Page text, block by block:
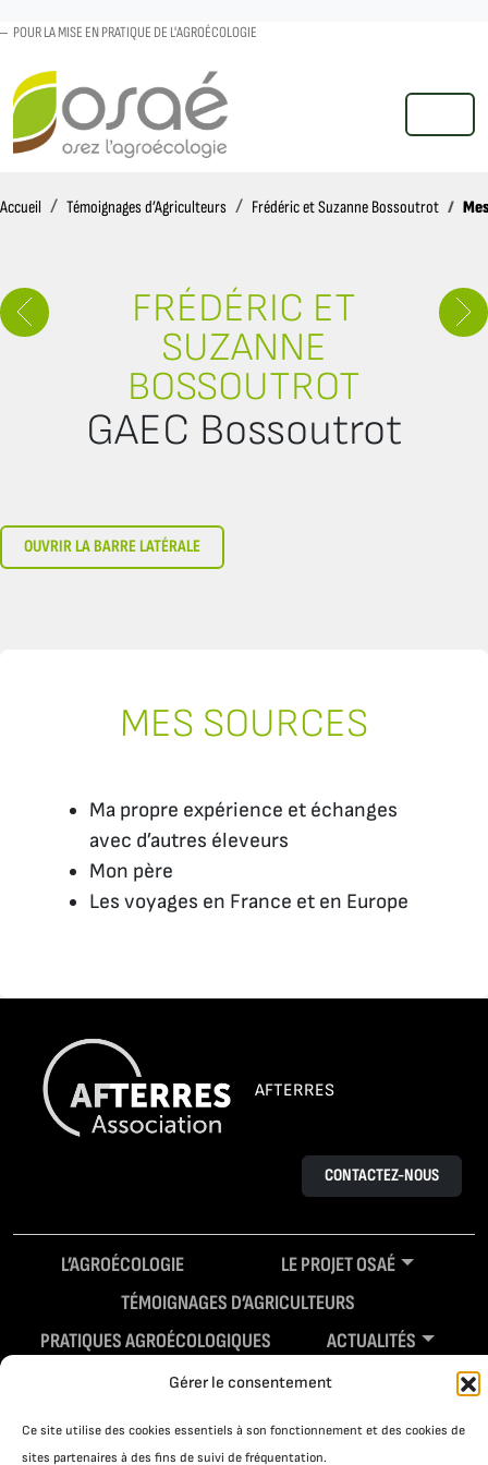
Gérer le consentement
Ce site utilise des cookies essentiels à son fonctionnement et des cookies de
sites partenaires à des fins de suivi de fréquentation.
POUR LA MISE EN PRATIQUE DE L'AGROÉCOLOGIE
MENU
Accueil AccueilTémoignages d’Agriculteurs Frédéric et Suzanne Bossoutrot
FRÉDÉRIC ET
SUZANNE
BOSSOUTROT
GAEC Bossoutrot
OUVRIR LA BARRE LATÉRALE
MES SOURCES
Ma propre expérience et échanges
avec d’autres éleveurs
Mon père
Les voyages en France et en Europe
AFTERRES
CONTACTEZ-NOUS
L’AGROÉCOLOGIE
LE PROJET OSAÉ
TÉMOIGNAGES D’AGRICULTEURS
PRATIQUES AGROÉCOLOGIQUES
ACTUALITÉS
RESSOURCES